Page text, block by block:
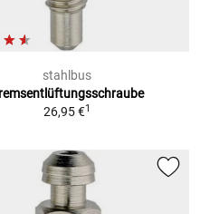
stahlbus
26,95 €1